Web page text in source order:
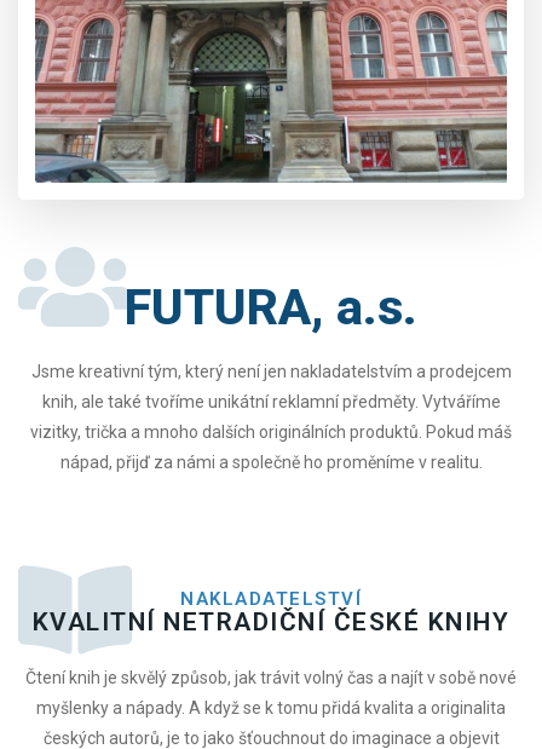
FUTURA, a.s.
Jsme kreativní tým, který není jen nakladatelstvím a prodejcem
knih, ale také tvoříme unikátní reklamní předměty. Vytváříme
vizitky, trička a mnoho dalších originálních produktů. Pokud máš
nápad, přijď za námi a společně ho proměníme v realitu.
NAKLADATELSTVÍ
KVALITNÍ NETRADIČNÍ ČESKÉ KNIHY
Čtení knih je skvělý způsob, jak trávit volný čas a najít v sobě nové
myšlenky a nápady. A když se k tomu přidá kvalita a originalita
českých autorů, je to jako šťouchnout do imaginace a objevit